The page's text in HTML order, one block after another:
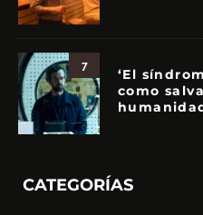
7
‘El
como
CATEGORÍAS